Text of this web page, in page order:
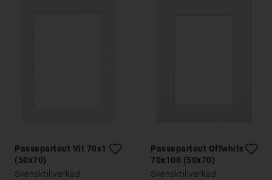
Passepartout Vit 70x100
(50x70)
Svensktillverkad
Passepartout Offwhite
70x100 (50x70)
Svensktillverkad